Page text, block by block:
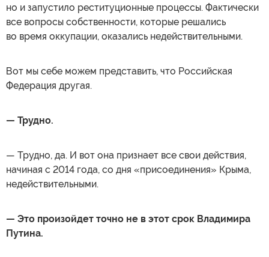
но и запустило реституционные процессы. Фактически
все вопросы собственности, которые решались
во время оккупации, оказались недействительными.
Вот мы себе можем представить, что Российская
Федерация другая.
— Трудно.
— Трудно, да. И вот она признает все свои действия,
начиная с 2014 года, со дня «присоединения» Крыма,
недействительными.
— Это произойдет точно не в этот срок Владимира
Путина.